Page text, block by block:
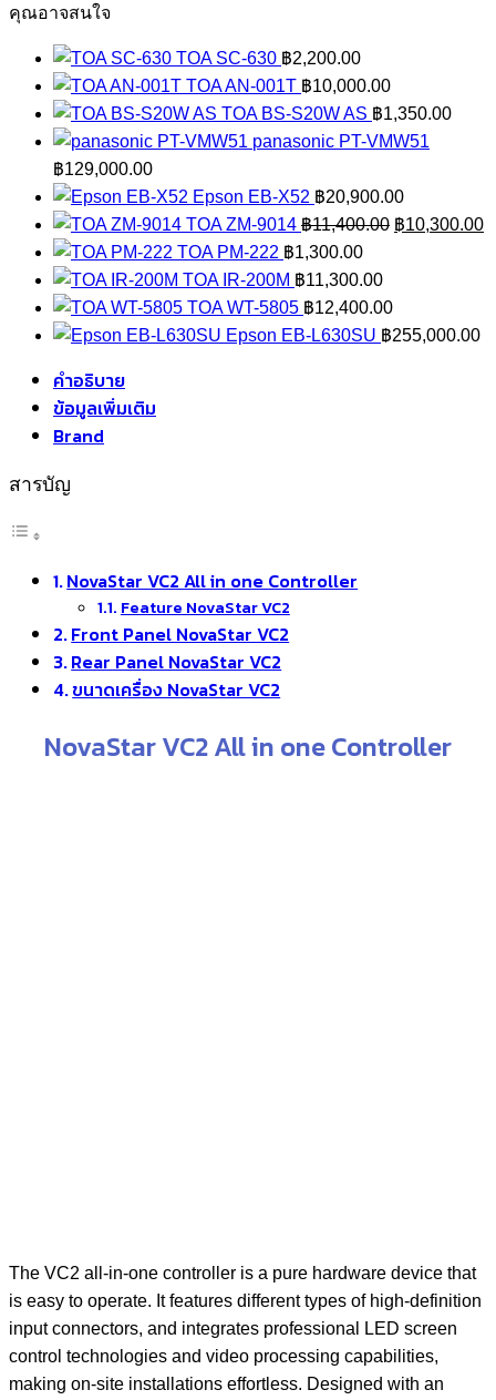
คุณอาจสนใจ
TOA SC-630 ฿2,200.00
TOA AN-001T ฿10,000.00
TOA BS-S20W AS ฿1,350.00
panasonic PT-VMW51
฿129,000.00
Epson EB-X52 ฿20,900.00
TOA ZM-9014 ฿11,400.00 Original
฿10,300.00
TOA PM-222 ฿1,300.00
TOA IR-200M ฿11,300.00
TOA WT-5805 ฿12,400.00
Epson EB-L630SU ฿255,000.00
คำอธิบาย
ข้อมูลเพิ่มเติม
Brand
สารบัญ
NovaStar VC2 All in one Controller
Feature NovaStar VC2
Front Panel NovaStar VC2
Rear Panel NovaStar VC2
ขนาดเครื่อง NovaStar VC2
NovaStar VC2 All in one Controller
The VC2 all-in-one controller is a pure hardware device that
is easy to operate. It features different types of high-definition
input connectors, and integrates professional LED screen
control technologies and video processing capabilities,
making on-site installations effortless. Designed with an